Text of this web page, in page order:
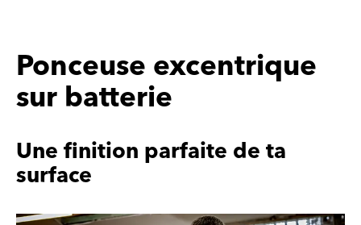
Ponceuse excentrique
sur batterie
Une finition parfaite de ta
surface